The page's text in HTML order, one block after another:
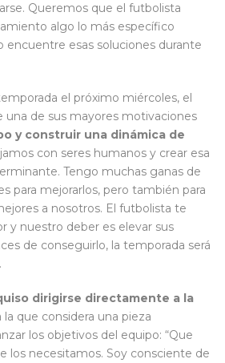
Queremos que el futbolista
algo lo más específico
encuentre esas soluciones durante
el próximo miércoles, el
de sus mayores motivaciones
y construir una dinámica de
con seres humanos y crear esa
Tengo muchas ganas de
para mejorarlos, pero también para
a nosotros. El futbolista te
y nuestro deber es elevar sus
de conseguirlo, la temporada será
dirigirse directamente a la
la que considera una pieza
los objetivos del equipo: “Que
los necesitamos. Soy consciente de